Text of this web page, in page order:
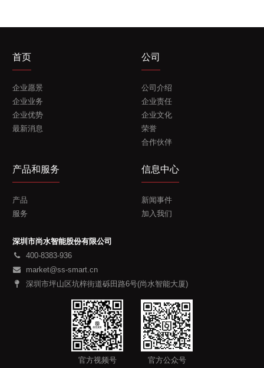
首页
企业愿景
企业业务
企业优势
最新消息
公司
公司介绍
企业责任
企业文化
荣誉
合作伙伴
产品和服务
产品
服务
信息中心
新闻事件
加入我们
深圳市尚水智能股份有限公司
400-8383-936
market@ss-smart.cn
深圳市坪山区坑梓街道砾田路6号(尚水智能大厦)
官方视频号 官方公众号